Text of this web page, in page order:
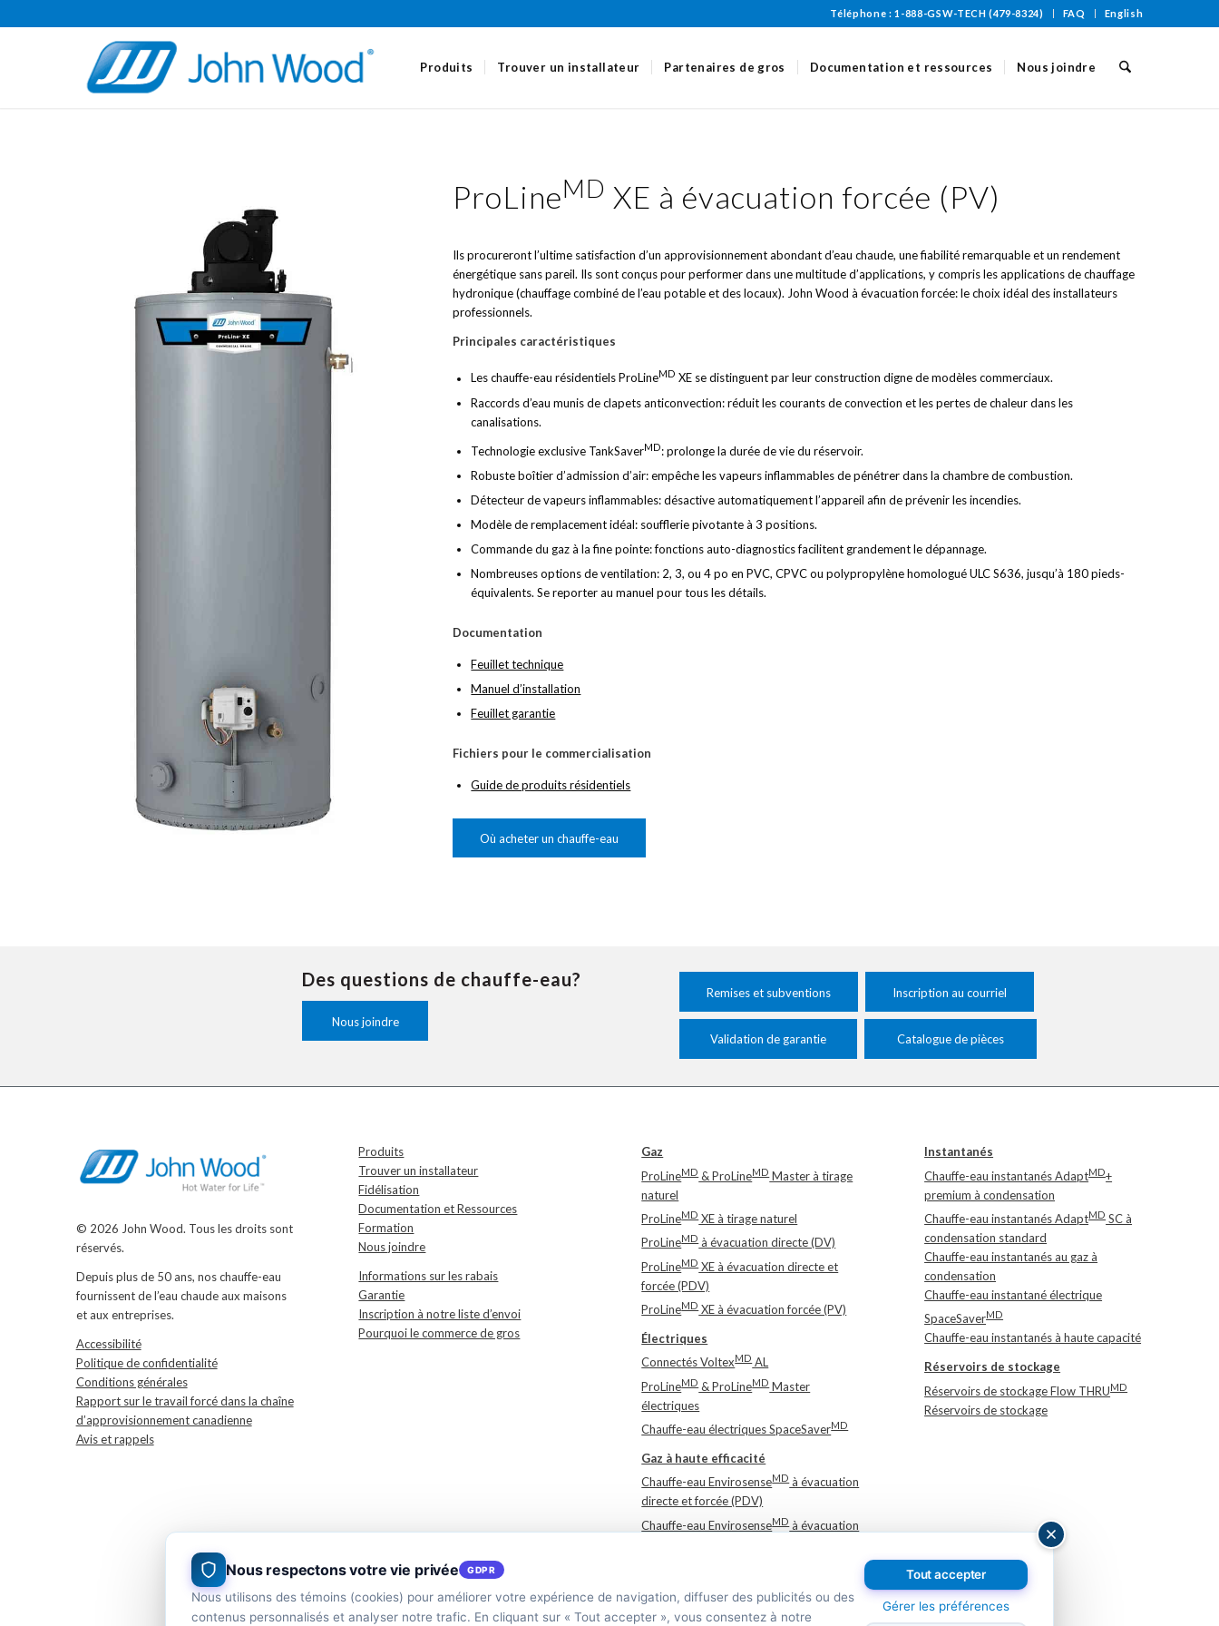
Téléphone : 1-888-GSW-TECH (479-8324) FAQ English
Produits Trouver un installateur Partenaires de gros Documentation et ressources Nous joindre
ProLineMD XE à évacuation forcée (PV)
Ils procureront l’ultime satisfaction d’un approvisionnement abondant d’eau chaude, une fiabilité remarquable et un rendement
énergétique sans pareil. Ils sont conçus pour performer dans une multitude d’applications, y compris les applications de chauffage
hydronique (chauffage combiné de l’eau potable et des locaux). John Wood à évacuation forcée: le choix idéal des installateurs
professionnels.
Principales caractéristiques
Les chauffe-eau résidentiels ProLineMD XE se distinguent par leur construction digne de modèles commerciaux.
Raccords d’eau munis de clapets anticonvection: réduit les courants de convection et les pertes de chaleur dans les
canalisations.
Technologie exclusive TankSaverMD: prolonge la durée de vie du réservoir.
Robuste boîtier d’admission d’air: empêche les vapeurs inflammables de pénétrer dans la chambre de combustion.
Détecteur de vapeurs inflammables: désactive automatiquement l’appareil afin de prévenir les incendies.
Modèle de remplacement idéal: soufflerie pivotante à 3 positions.
Commande du gaz à la fine pointe: fonctions auto-diagnostics facilitent grandement le dépannage.
Nombreuses options de ventilation: 2, 3, ou 4 po en PVC, CPVC ou polypropylène homologué ULC S636, jusqu’à 180 pieds-
équivalents. Se reporter au manuel pour tous les détails.
Documentation
Feuillet technique
Manuel d’installation
Feuillet garantie
Fichiers pour le commercialisation
Guide de produits résidentiels
Où acheter un chauffe-eau
Des questions de chauffe-eau?
Nous joindre
Remises et subventions Inscription au courriel
Validation de garantie Catalogue de pièces
© 2026 John Wood. Tous les droits sont
réservés.
Depuis plus de 50 ans, nos chauffe-eau
fournissent de l’eau chaude aux maisons
et aux entreprises.
Accessibilité
Politique de confidentialité
Conditions générales
Rapport sur le travail forcé dans la chaîne
d’approvisionnement canadienne
Avis et rappels
Produits
Trouver un installateur
Fidélisation
Documentation et Ressources
Formation
Nous joindre
Informations sur les rabais
Garantie
Inscription à notre liste d’envoi
Pourquoi le commerce de gros
Gaz
ProLineMD& ProLineMDMaster à tirage
naturel
ProLineMDXE à tirage naturel
ProLineMDà évacuation directe (DV)
ProLineMDXE à évacuation directe et
forcée (PDV)
ProLineMDXE à évacuation forcée (PV)
Électriques
Connectés VoltexMDAL
ProLineMD& ProLineMDMaster
électriques
Chauffe-eau électriques SpaceSaverMD
Gaz à haute efficacité
Chauffe-eau EnvirosenseMDà évacuation
directe et forcée (PDV)
Chauffe-eau EnvirosenseMDà évacuation
Chauffe-eau Polaris haute efficacité
Instantanés
Chauffe-eau instantanés AdaptMD+
premium à condensation
Chauffe-eau instantanés AdaptMD SC à
condensation standard
Chauffe-eau instantanés au gaz à
condensation
Chauffe-eau instantané électrique
SpaceSaverMD
Chauffe-eau instantanés à haute capacité
Réservoirs de stockage
Réservoirs de stockage Flow THRUMD
Réservoirs de stockage
Nous respectons votre vie privée GDPR
Nous utilisons des témoins (cookies) pour améliorer votre expérience de navigation, diffuser des publicités ou des
contenus personnalisés et analyser notre trafic. En cliquant sur « Tout accepter », vous consentez à notre
Tout accepter
Gérer les préférences